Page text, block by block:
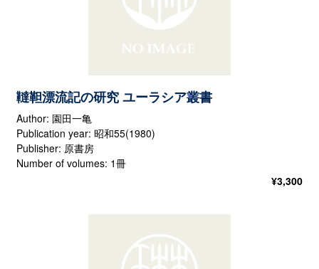
韃靼漂流記の研究 ユーラシア叢書
Author: 園田一亀
Publication year: 昭和55(1980)
Publisher: 原書房
Number of volumes: 1冊
¥3,300